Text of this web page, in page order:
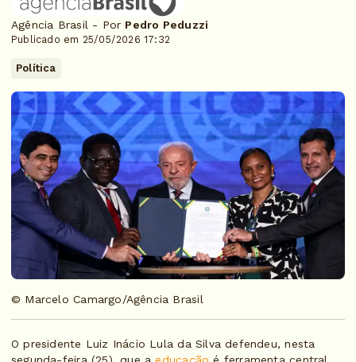
Agência Brasil - Por Pedro Peduzzi
Publicado em 25/05/2026 17:32
Política
© Marcelo Camargo/Agência Brasil
O presidente Luiz Inácio Lula da Silva defendeu, nesta